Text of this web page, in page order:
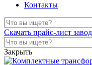
Контакты
Скачать прайс-лист
Закрыть